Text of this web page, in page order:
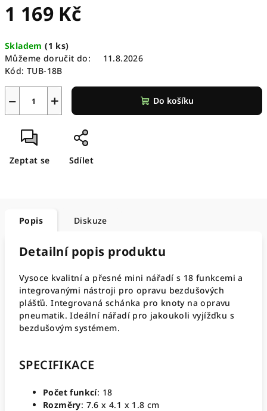
1 169 Kč
cena:
Skladem(1 ks)
Můžeme doručit do:
11.8.2026
Kód: TUB-18B
+
− Do košíku
Zeptat se Sdílet
Popis Diskuze
Detailní popis produktu
Vysoce kvalitní a přesné mini nářadí s 18 funkcemi a
integrovanými nástroji pro opravu bezdušových
plášťů. Integrovaná schánka pro knoty na opravu
pneumatik. Ideální nářadí pro jakoukoli vyjížďku s
bezdušovým systémem.
SPECIFIKACE
Počet funkcí: 18
Rozměry: 7.6 x 4.1 x 1.8 cm